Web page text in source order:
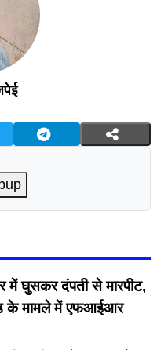
में घुसकर दंपती से मारपीट,
के मामले में एफआईआर